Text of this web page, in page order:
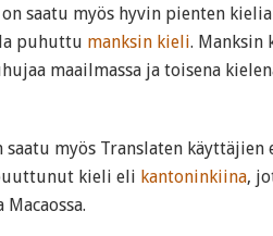
on saatu myös hyvin pienten
puhuttu manksin kieli. Manksin
maailmassa ja toisena
saatu myös Translaten
kieli eli kantoninkiina,
Macaossa.